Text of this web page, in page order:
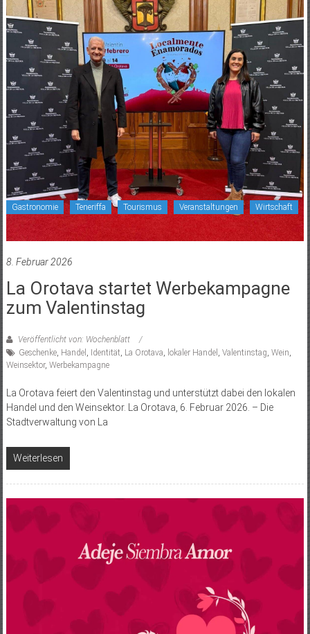
Gastronomie Teneriffa Tourismus Veranstaltungen Wirtschaft
8. Februar 2026
La Orotava startet Werbekampagne
zum Valentinstag
Veröffentlicht von: Wochenblatt
Geschenke, Handel Identität La Orotava lokaler Handel Valentinstag Wein
Weinsektor, Werbekampagne
La Orotava feiert den Valentinstag und unterstützt dabei den lokalen
Handel und den Weinsektor. La Orotava, 6. Februar 2026. – Die
Stadtverwaltung von La
Weiterlesen